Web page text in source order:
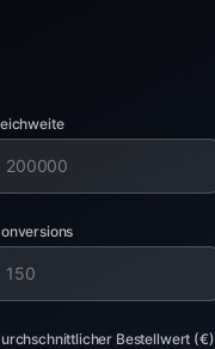
Bestellwert (€)